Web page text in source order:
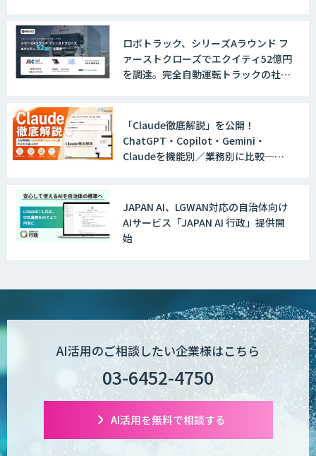
ロボトラック、シリーズAラウンド フ
ァーストクローズでエクイティ52億円
を調達。完全自動運転トラックの社会
「Claude徹底解説」を公開！
ChatGPT・Copilot・Gemini・
Claudeを機能別／業務別に比較―自
JAPAN AI、LGWAN対応の自治体向け
AIサービス「JAPAN AI 行政」提供開
始
AI活用のご相談したい企業様はこちら
03-6452-4750
AI活用を無料で相談する